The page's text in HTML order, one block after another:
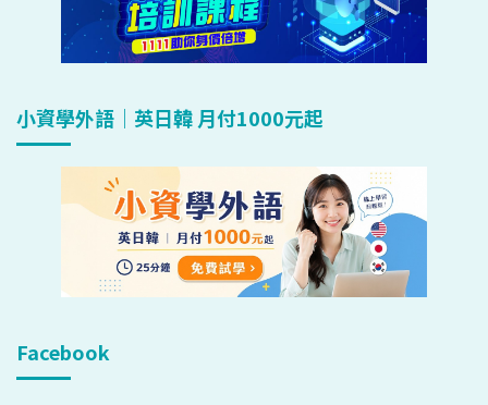
小資學外語｜英日韓 月付1000元起
Facebook